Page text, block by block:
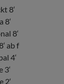
8‘
8‘
8‘
ab f
4‘
3‘
2‘